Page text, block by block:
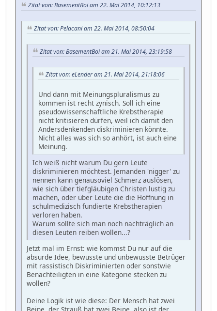
Zitat von: BasementBoi am 22. Mai 2014, 10:12:13
Zitat von: Pelacani am 22. Mai 2014, 08:50:04
Zitat von: BasementBoi am 21. Mai 2014, 23:19:58
Zitat von: eLender am 21. Mai 2014, 21:18:06
Und dann mit Meinungspluralismus zu
kommen ist recht zynisch. Soll ich eine
pseudowissenschaftliche Krebstherapie
nicht kritisieren dürfen, weil ich damit den
Andersdenkenden diskriminieren könnte.
Nicht alles was sich so anhört, ist auch eine
Meinung.
Ich weiß nicht warum Du gern Leute
diskriminieren möchtest. Jemanden 'nigger' zu
nennen kann genausoviel Schmerz auslösen,
wie sich über tiefgläubigen Christen lustig zu
machen, oder über Leute die die Hoffnung in
schulmedizisch fundierte Krebstherapien
verloren haben.
Warum sollte sich man noch nachträglich an
diesen Leuten reiben wollen...?
Jetzt mal im Ernst: wie kommst Du nur auf die
absurde Idee, bewusste und unbewusste Betrüger
mit rassistisch Diskriminierten oder sonstwie
Benachteiligten in eine Kategorie stecken zu
wollen?
Deine Logik ist wie diese: Der Mensch hat zwei